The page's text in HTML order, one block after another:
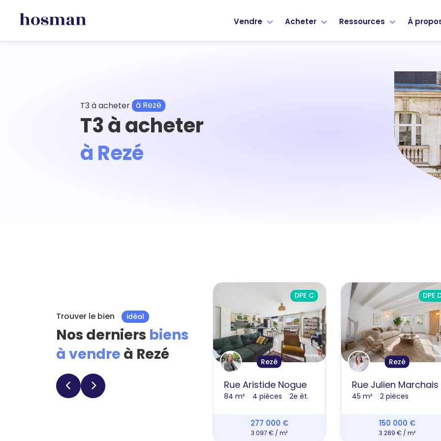
Vendre Acheter Ressources À
T3 à acheter à Rezé
T3 à acheter
à Rezé
Trouver le bien idéal
Nos derniers biens
à vendre à Rezé
DPE C
Rezé
Rue Aristide Nogue
84 m² 4 pièces 2e ét.
277 000 €
3 097 € / m²
DPE
Rezé
Rue Julien Marchais
45 m² 2 pièces
150 000 €
3 289 € / m²